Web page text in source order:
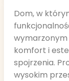
Dom, w
komfort i
spojrzenia.
wysokim